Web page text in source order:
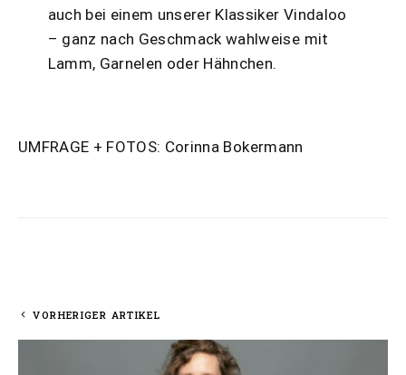
auch bei einem unserer Klassiker Vindaloo
– ganz nach Geschmack wahlweise mit
Lamm, Garnelen oder Hähnchen.
UMFRAGE + FOTOS: Corinna Bokermann
VORHERIGER ARTIKEL